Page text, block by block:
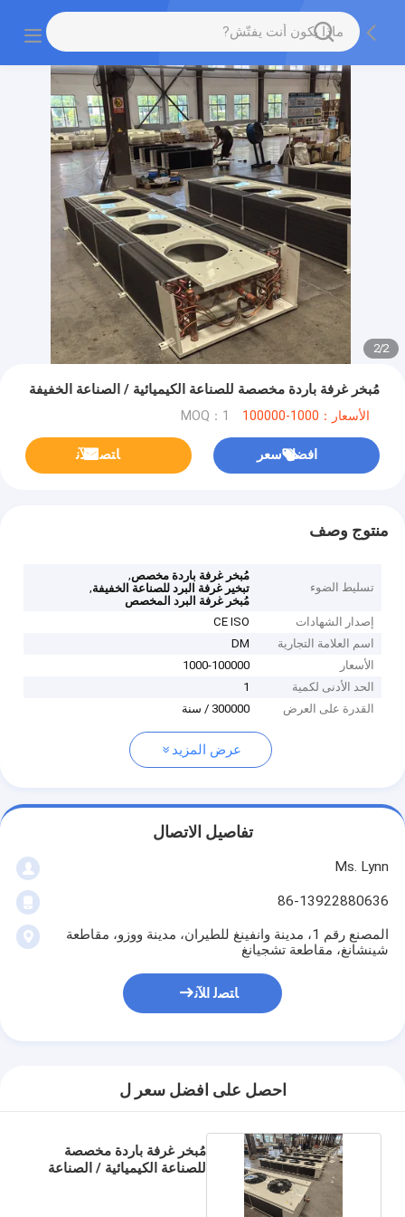
2
/
2
مُبخر غرفة باردة مخصصة للصناعة الكيميائية / الصناعة الخفيفة
الأسعار：1000-100000 MOQ：1
افضل سعر ﺎﺘﺼﻟ ﺍﻶﻧ
منتوج وصف
تسليط الضوء
مُبخر غرفة باردة مخصص,
تبخير غرفة البرد للصناعة الخفيفة,
مُبخر غرفة البرد المخصص
إصدار الشهادات
CE ISO
اسم العلامة التجارية
DM
الأسعار
1000-100000
الحد الأدنى لكمية
1
القدرة على العرض
300000 / سنة
عرض المزيد
تفاصيل الاتصال
Ms. Lynn
86-13922880636
المصنع رقم 1، مدينة وانفينغ للطيران، مدينة ووزو، مقاطعة
شينشانغ، مقاطعة تشجيانغ
ﺎﺘﺼﻟ ﺍﻶﻧ
احصل على افضل سعر ل
مُبخر غرفة باردة مخصصة
للصناعة الكيميائية / الصناعة